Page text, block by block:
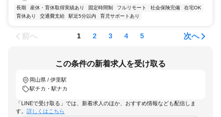
長期 産休・育休取得実績あり 固定時間制 フルリモート 社会保険完備
在宅OK
育休あり
交通費支給 駅近5分以内 育児サポートあり
前へ 1 2 3 4 5 次へ
この条件の新着求人を受け取る
岡山県 / 伊里駅
駅チカ・駅ナカ
「LINEで受け取る」では、新着求人のほか、おすすめ情報なども配信しま
す。 詳しくはこちら